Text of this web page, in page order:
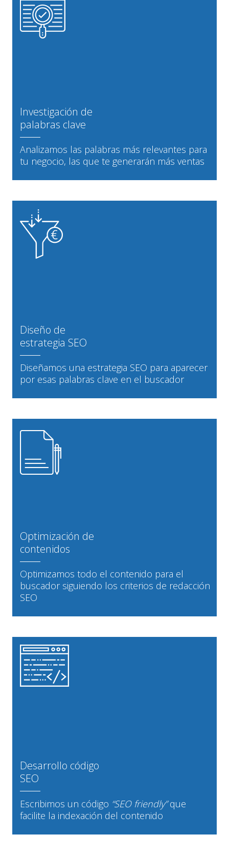
Investigación de
palabras clave
Analizamos las palabras más relevantes para
tu negocio, las que te generarán más ventas
Diseño de
estrategia SEO
Diseñamos una estrategia SEO para aparecer
por esas palabras clave en el buscador
Optimización de
contenidos
Optimizamos todo el contenido para el
buscador siguiendo los criterios de redacción
SEO
Desarrollo código
SEO
Escribimos un código “SEO friendly”que
facilite la indexación del contenido